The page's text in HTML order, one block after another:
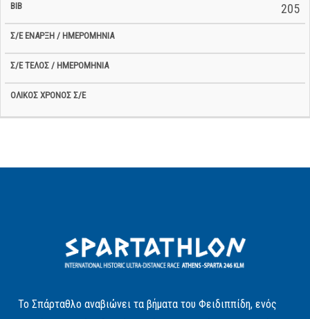
205
Το Σπάρταθλο αναβιώνει τα βήματα του Φειδιππίδη, ενός